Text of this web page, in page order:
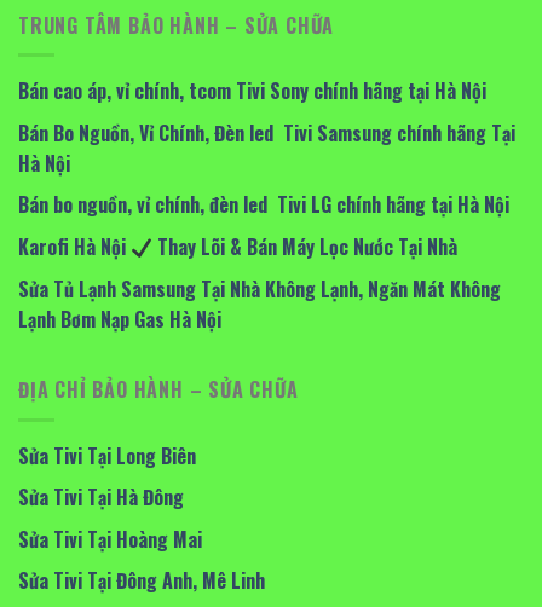
TRUNG TÂM BẢO HÀNH – SỬA CHỮA
Bán cao áp, vỉ chính, tcom Tivi Sony chính hãng tại Hà Nội
Bán Bo Nguồn, Vỉ Chính, Đèn led Tivi Samsung chính hãng Tại
Hà Nội
Bán bo nguồn, vỉ chính, đèn led Tivi LG chính hãng tại Hà Nội
Karofi Hà Nội
Thay Lõi & Bán Máy Lọc Nước Tại Nhà
Sửa Tủ Lạnh Samsung Tại Nhà Không Lạnh, Ngăn Mát Không
Lạnh Bơm Nạp Gas Hà Nội
ĐỊA CHỈ BẢO HÀNH – SỬA CHỮA
Sửa Tivi Tại Long Biên
Sửa Tivi Tại Hà Đông
Sửa Tivi Tại Hoàng Mai
Sửa Tivi Tại Đông Anh, Mê Linh